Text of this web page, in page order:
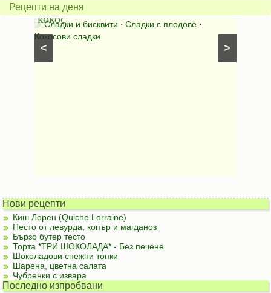
Рецепти на деня
>
<
кокос
Сладки и бисквити ⋅ Сладки с плодове ⋅
Кокосови сладки
ден*
Нови рецепти
Киш Лорен (Quiche Lorraine)
Песто от левурда, копър и магданоз
Бързо бутер тесто
Торта *ТРИ ШОКОЛАДА* - Без печене
Шоколадови снежни топки
Шарена, цветна салата
Чубренки с извара
Последно изпробвани